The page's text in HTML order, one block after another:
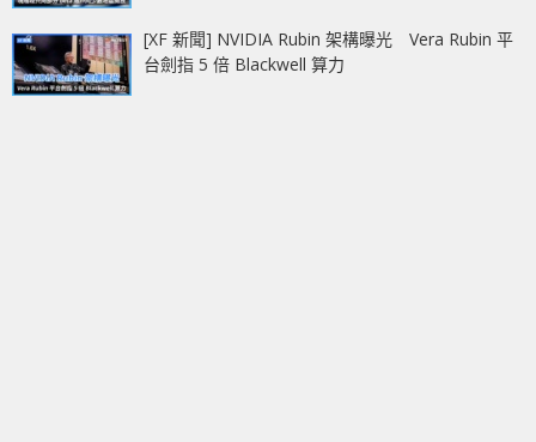
[XF 新聞] NVIDIA Rubin 架構曝光 Vera Rubin 平
台劍指 5 倍 Blackwell 算力